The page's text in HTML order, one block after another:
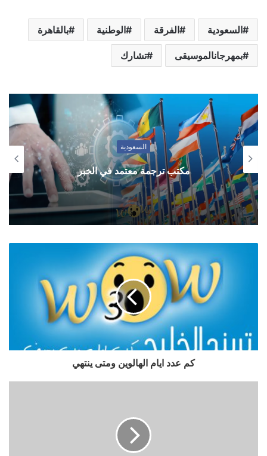
السعودية الفرقة الوطنية بالقاهرة
بمهرجانالموسيقى تشارك
السعودية
مكتب ترجمة معتمد في الخبر
كم عدد ايام الهالوين ومتى ينتهي